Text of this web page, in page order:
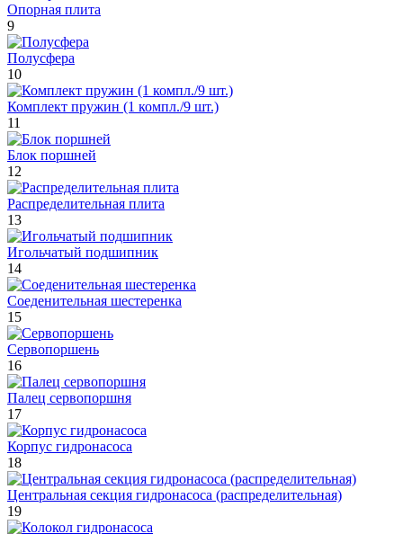
Опорная плита
9
Полусфера
10
Комплект пружин (1 компл./9 шт.)
11
Блок поршней
12
Распределительная плита
13
Игольчатый подшипник
14
Соеденительная шестеренка
15
Сервопоршень
16
Палец сервопоршня
17
Корпус гидронасоса
18
Центральная секция гидронасоса (распределительная)
19